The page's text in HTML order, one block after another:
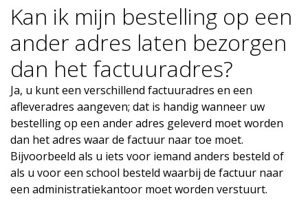
Kan ik mijn bestelling op een
ander adres laten bezorgen
dan het factuuradres?
Ja, u kunt een verschillend factuuradres en een
afleveradres aangeven; dat is handig wanneer uw
bestelling op een ander adres geleverd moet worden
dan het adres waar de factuur naar toe moet.
Bijvoorbeeld als u iets voor iemand anders besteld of
als u voor een school besteld waarbij de factuur naar
een administratiekantoor moet worden verstuurt.